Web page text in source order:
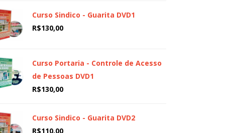
Curso Sindico - Guarita DVD1
R$130,00
Curso Portaria - Controle de Acesso
de Pessoas DVD1
R$130,00
Curso Sindico - Guarita DVD2
R$110,00